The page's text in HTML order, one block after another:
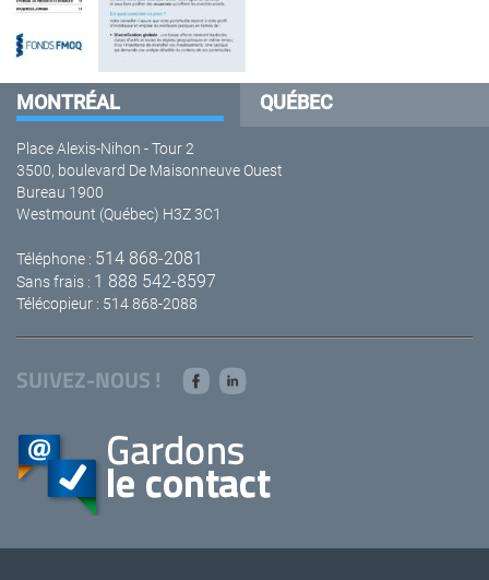
MONTRÉAL QUÉBEC
Place Alexis-Nihon - Tour 2
3500, boulevard De Maisonneuve Ouest
Bureau 1900
Westmount (Québec) H3Z 3C1
Téléphone : 514 868-2081
Sans frais : 1 888 542-8597
Télécopieur : 514 868-2088
SUIVEZ-NOUS !